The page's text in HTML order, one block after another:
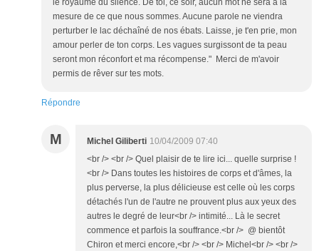
le royaume du silence. De toi, ce soir, aucun mot ne sera à la
mesure de ce que nous sommes. Aucune parole ne viendra
perturber le lac déchaîné de nos ébats. Laisse, je t'en prie, mon
amour perler de ton corps. Les vagues surgissont de ta peau
seront mon réconfort et ma récompense." Merci de m'avoir
permis de rêver sur tes mots.
Répondre
M Michel Giliberti 10/04/2009 07:40
<br /> <br /> Quel plaisir de te lire ici... quelle surprise !
<br /> Dans toutes les histoires de corps et d'âmes, la
plus perverse, la plus délicieuse est celle où les corps
détachés l'un de l'autre ne prouvent plus aux yeux des
autres le degré de leur<br /> intimité... Là le secret
commence et parfois la souffrance.<br /> @ bientôt
Chiron et merci encore,<br /> <br /> Michel<br /> <br />